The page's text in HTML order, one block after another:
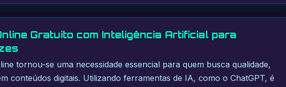
Gratuito com Inteligência Artificial para
tornou-se uma necessidade essencial para quem busca qualidade,
conteúdos digitais. Utilizando ferramentas de IA, como o ChatGPT, é